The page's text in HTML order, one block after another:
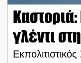
γλέντι